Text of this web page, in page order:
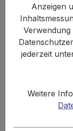
Ab5
Anzeigen
jederzeit
Weitere